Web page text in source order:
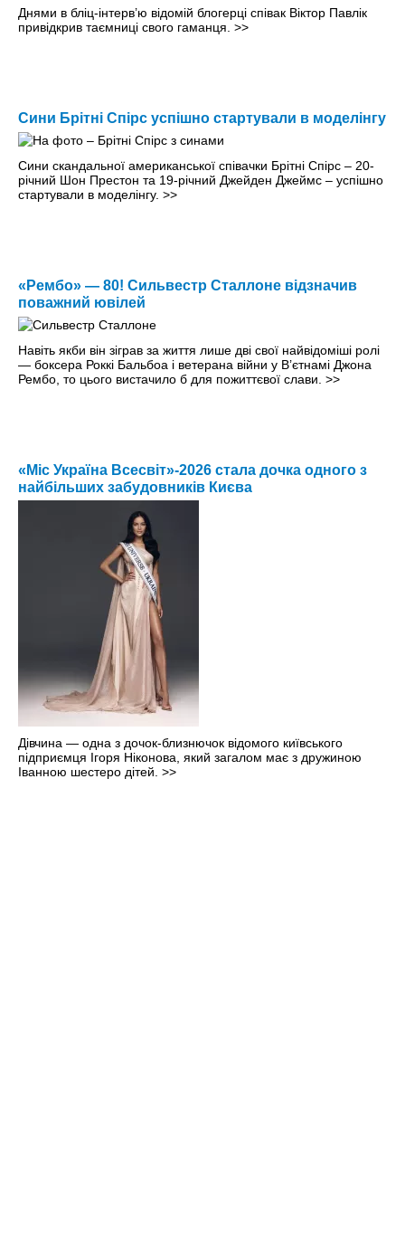
Днями в бліц-інтер­в’ю відомій блогерці співак Віктор Павлік
привідкрив таємниці свого гаманця. >>
Сини Брітні Спірс успішно стартували в моделінгу
Сини скандальної американської співачки Брітні Спірс – 20-
річний Шон Престон та 19-річний Джейден Джеймс – успішно
стартували в моделінгу. >>
«Рембо» — 80! Сильвестр Сталлоне відзначив
поважний ювілей
Навіть якби він зіграв за життя лише дві свої найвідоміші ролі
— боксера Роккі Бальбоа і ветерана війни у В’єтнамі Джона
Рембо, то цього вистачило б для пожиттєвої слави. >>
«Міс Україна Всесвіт»-2026 стала дочка одного з
найбільших забудовників Києва
Дівчина — одна з дочок-близнючок відомого київського
підприємця Ігоря Ніконова, який загалом має з дружиною
Іванною шестеро дітей. >>